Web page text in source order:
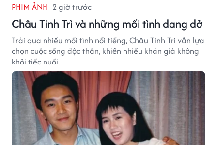
PHIM ẢNH 2 giờ trước
Châu Tinh Trì và những mối tình dang dở
Trải qua nhiều mối tình nổi tiếng, Châu Tinh Trì vẫn lựa
chọn cuộc sống độc thân, khiến nhiều khán giả không
khỏi tiếc nuối.